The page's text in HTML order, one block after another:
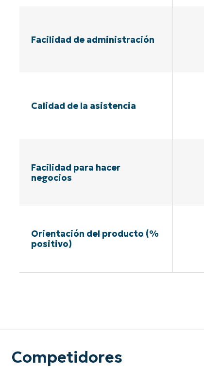
Facilidad de administración
Calidad de la asistencia
Facilidad para hacer
negocios
Orientación del producto (%
positivo)
Competidores